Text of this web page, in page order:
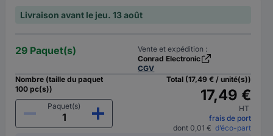
Livraison avant le jeu. 13 août
29 Paquet(s)
Vente et expédition :
Conrad Electronic
CGV
Nombre (taille du paquet
100 pc(s))
Paquet(s)
Total (17,49 € / unité(s))
17,49 €
HT
frais de port
dont 0,01 € d’éco-part